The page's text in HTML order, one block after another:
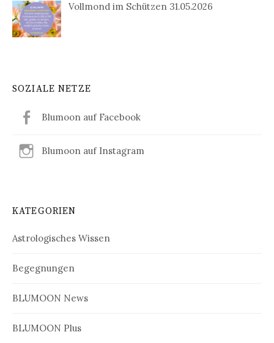
Vollmond im Schützen 31.05.2026
SOZIALE NETZE
Blumoon auf Facebook
Blumoon auf Instagram
KATEGORIEN
Astrologisches Wissen
Begegnungen
BLUMOON News
BLUMOON Plus